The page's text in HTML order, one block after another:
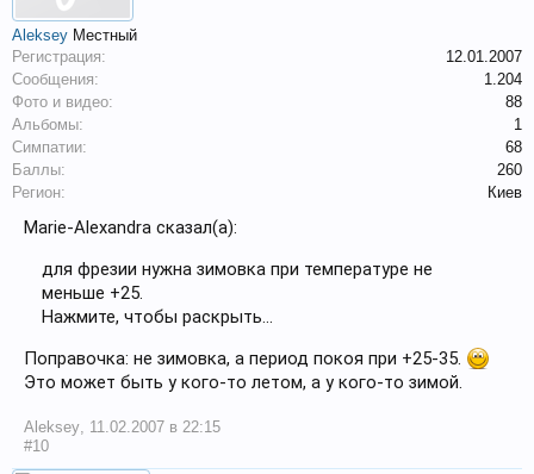
Aleksey Местный
Регистрация:
12.01.2007
Сообщения:
1.204
Фото и видео:
88
Альбомы:
1
Симпатии:
68
Баллы:
260
Регион:
Киев
Marie-Alexandra сказал(а):
для фрезии нужна зимовка при температуре не
меньше +25.
Нажмите, чтобы раскрыть...
Поправочка: не зимовка, а период покоя при +25-35.
Это может быть у кого-то летом, а у кого-то зимой.
Aleksey 11.02.2007 в 22:15
#10